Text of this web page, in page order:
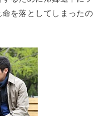
を落としてしまったの